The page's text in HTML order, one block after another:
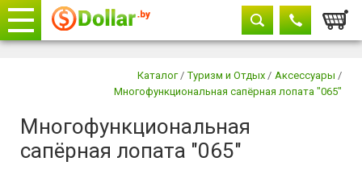
+375 29882-11-33
+375 17315-37-77
Каталог / Туризм и Отдых / Аксессуары /
Многофункциональная сапёрная лопата "065"
Многофункциональная
сапёрная лопата "065"